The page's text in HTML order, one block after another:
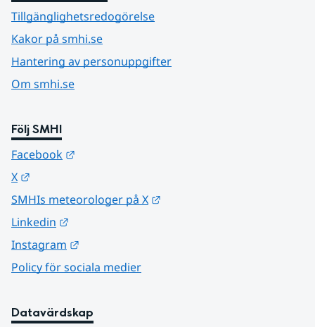
Tillgänglighetsredogörelse
Kakor på smhi.se
Hantering av personuppgifter
Om smhi.se
Följ SMHI
Facebook
X
SMHIs meteorologer på X
Linkedin
Instagram
Policy för sociala medier
Datavärdskap